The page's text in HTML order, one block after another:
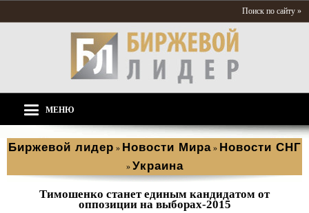
Поиск по сайту »
МЕНЮ
Биржевой лидер » Новости Мира » Новости СНГ
» Украина
Тимошенко станет единым кандидатом от
оппозиции на выборах-2015